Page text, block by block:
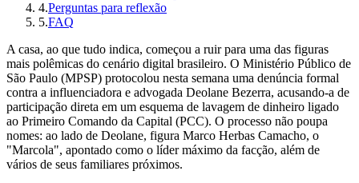
4.Perguntas para reflexão
5.FAQ
A casa, ao que tudo indica, começou a ruir para uma das figuras
mais polêmicas do cenário digital brasileiro. O Ministério Público de
São Paulo (MPSP) protocolou nesta semana uma denúncia formal
contra a influenciadora e advogada Deolane Bezerra, acusando-a de
participação direta em um esquema de lavagem de dinheiro ligado
ao Primeiro Comando da Capital (PCC). O processo não poupa
nomes: ao lado de Deolane, figura Marco Herbas Camacho, o
"Marcola", apontado como o líder máximo da facção, além de
vários de seus familiares próximos.